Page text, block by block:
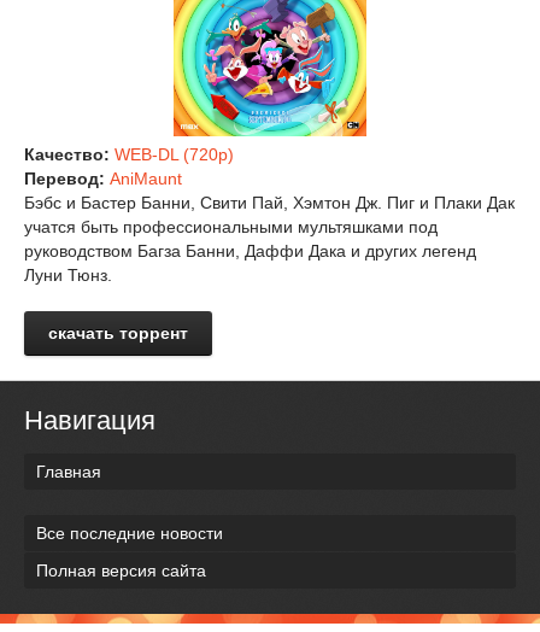
Качество: WEB-DL (720p)
Перевод: AniMaunt
Бэбс и Бастер Банни, Свити Пай, Хэмтон Дж. Пиг и Плаки Дак
учатся быть профессиональными мультяшками под
руководством Багза Банни, Даффи Дака и других легенд
Луни Тюнз.
скачать торрент
Навигация
Главная
Все последние новости
Полная версия сайта